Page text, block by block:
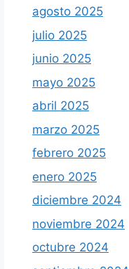
agosto 2025
julio 2025
junio 2025
mayo 2025
abril 2025
marzo 2025
febrero 2025
enero 2025
diciembre 2024
noviembre 2024
octubre 2024